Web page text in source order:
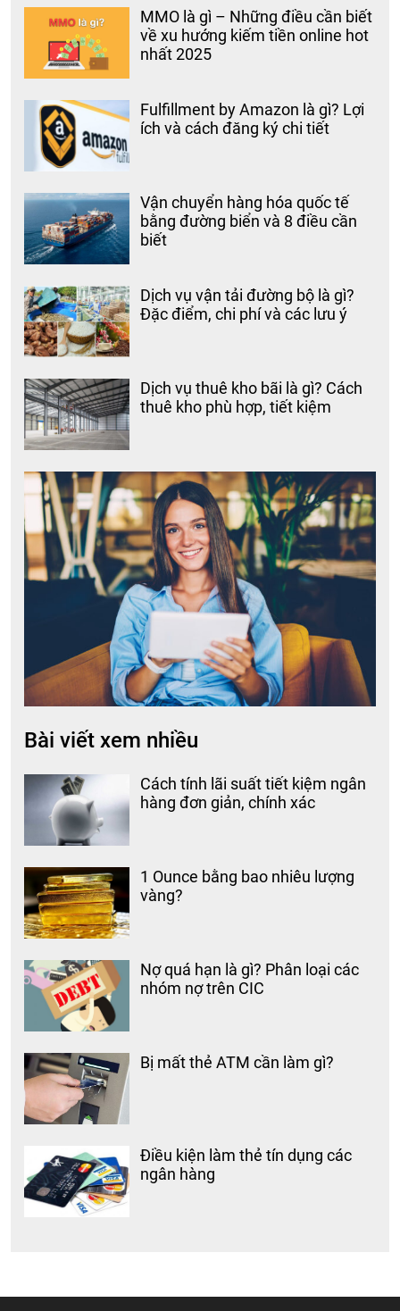
MMO là gì – Những điều cần biết
về xu hướng kiếm tiền online hot
nhất 2025
Fulfillment by Amazon là gì? Lợi
ích và cách đăng ký chi tiết
Vận chuyển hàng hóa quốc tế
bằng đường biển và 8 điều cần
biết
Dịch vụ vận tải đường bộ là gì?
Đặc điểm, chi phí và các lưu ý
Dịch vụ thuê kho bãi là gì? Cách
thuê kho phù hợp, tiết kiệm
Bài viết xem nhiều
Cách tính lãi suất tiết kiệm ngân
hàng đơn giản, chính xác
1 Ounce bằng bao nhiêu lượng
vàng?
Nợ quá hạn là gì? Phân loại các
nhóm nợ trên CIC
Bị mất thẻ ATM cần làm gì?
Điều kiện làm thẻ tín dụng các
ngân hàng